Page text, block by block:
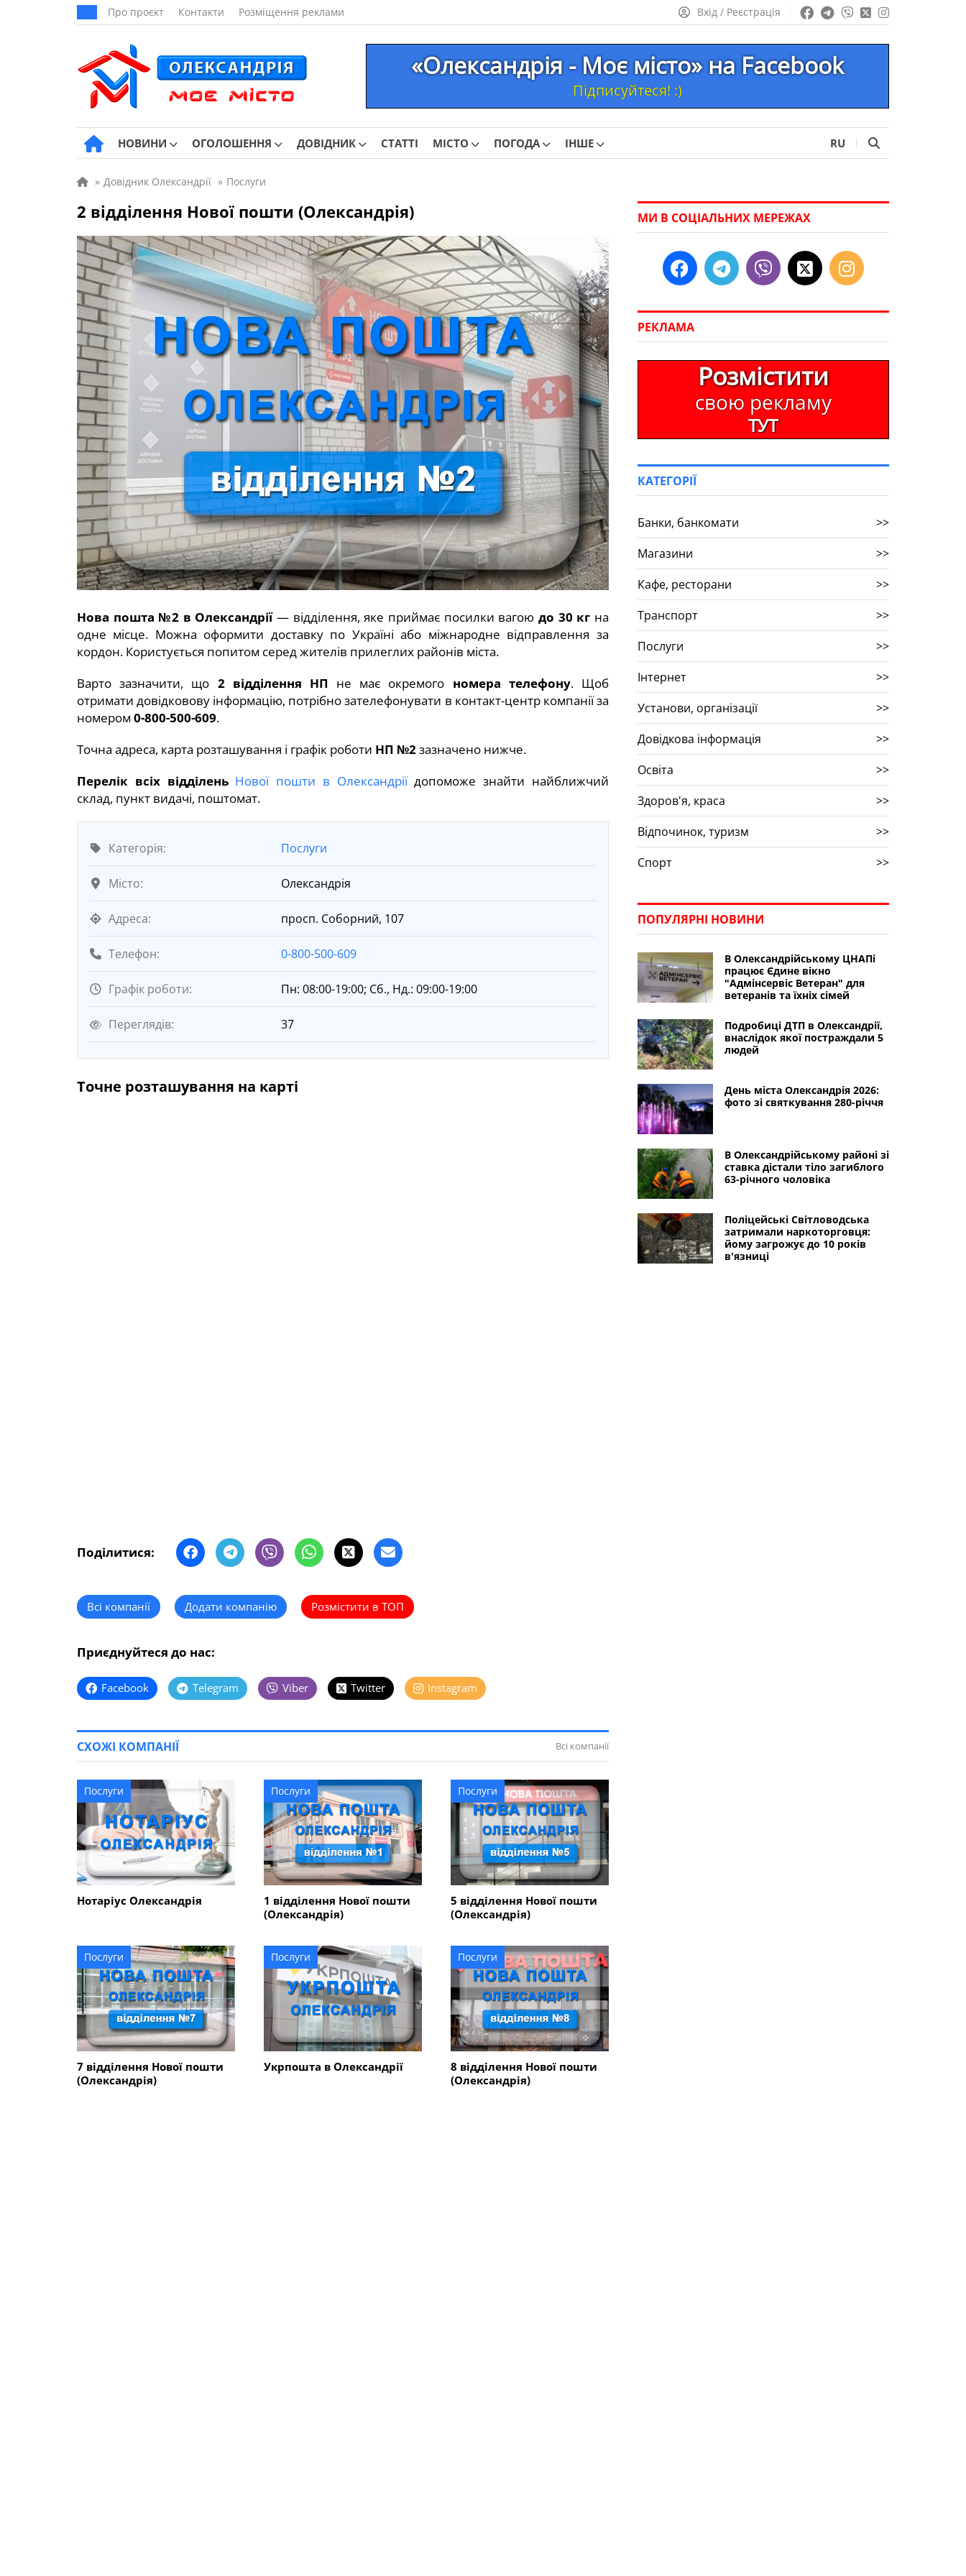
Про проєкт Контакти Розміщення реклами Вхід / Реєстрація
«Олександрія - Моє місто» на Facebook
Підписуйтеся! :)
НОВИНИ ОГОЛОШЕННЯ ДОВІДНИК СТАТТІ МІСТО ПОГОДА ІНШЕ RU
» Довідник Олександрії » Послуги
2 відділення Нової пошти (Олександрія)
Нова пошта №2 в Олександрії— відділення, яке приймає посилки вагою до 30 кг на
одне місце. Можна оформити доставку по Україні або міжнародне відправлення за
кордон. Користується попитом серед жителів прилеглих районів міста.
Варто зазначити, що 2 відділення НП не має окремого номера телефону. Щоб
отримати довідковову інформацію, потрібно зателефонувати в контакт-центр компанії за
номером 0-800-500-609.
Точна адреса, карта розташування і графік роботи НП №2зазначено нижче.
Перелік всіх відділень Нової пошти в Олександріїдопоможе знайти найближчий
склад, пункт видачі, поштомат.
Категорія: Послуги
Місто: Олександрія
Адреса: просп. Соборний, 107
Телефон: 0-800-500-609
Графік роботи: Пн: 08:00-19:00; Сб., Нд.: 09:00-19:00
Переглядів: 37
Точне розташування на карті
Поділитися:
Всі компанії Додати компанію Розмістити в ТОП
Приєднуйтеся до нас:
Facebook Telegram Viber Twitter Instagram
СХОЖІ КОМПАНІЇ Всі компанії
Послуги
Нотаріус Олександрія
Послуги
1 відділення Нової пошти
(Олександрія)
Послуги
5 відділення Нової пошти
(Олександрія)
Послуги
7 відділення Нової пошти
(Олександрія)
Послуги
Укрпошта в Олександрії
Послуги
8 відділення Нової пошти
(Олександрія)
МИ В СОЦІАЛЬНИХ МЕРЕЖАХ
РЕКЛАМА
Розмістити
свою рекламу
ТУТ
КАТЕГОРІЇ
Банки, банкомати
>>
Магазини
>>
Кафе, ресторани
>>
Транспорт
>>
Послуги
>>
Інтернет
>>
Установи, організації
>>
Довідкова інформація
>>
Освіта
>>
Здоров'я, краса
>>
Відпочинок, туризм
>>
Спорт
>>
ПОПУЛЯРНІ НОВИНИ
В Олександрійському ЦНАПі
працює Єдине вікно
"Адмінсервіс Ветеран" для
ветеранів та їхніх сімей
Подробиці ДТП в Олександрії,
внаслідок якої постраждали 5
людей
День міста Олександрія 2026:
фото зі святкування 280-річчя
В Олександрійському районі зі
ставка дістали тіло загиблого
63-річного чоловіка
Поліцейські Світловодська
затримали наркоторговця:
йому загрожує до 10 років
в'язниці